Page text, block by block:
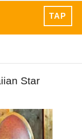
TAP
Star